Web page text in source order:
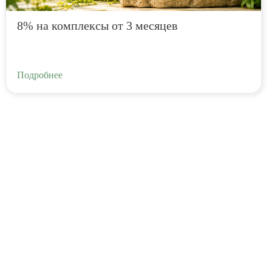
8% на комплексы от 3 месяцев
Подробнее